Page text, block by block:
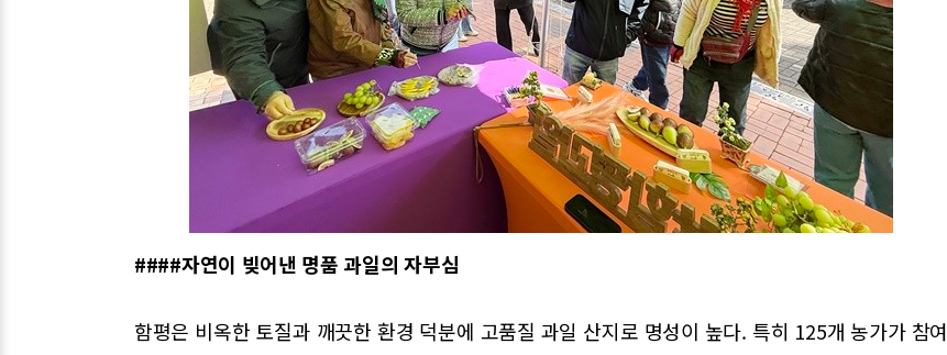
####자연이 빚어낸 명품 과일의 자부심
함평은 비옥한 토질과 깨끗한 환경 덕분에 고품질 과일 산지로 명성이 높다. 특히 125개 농가가 참여